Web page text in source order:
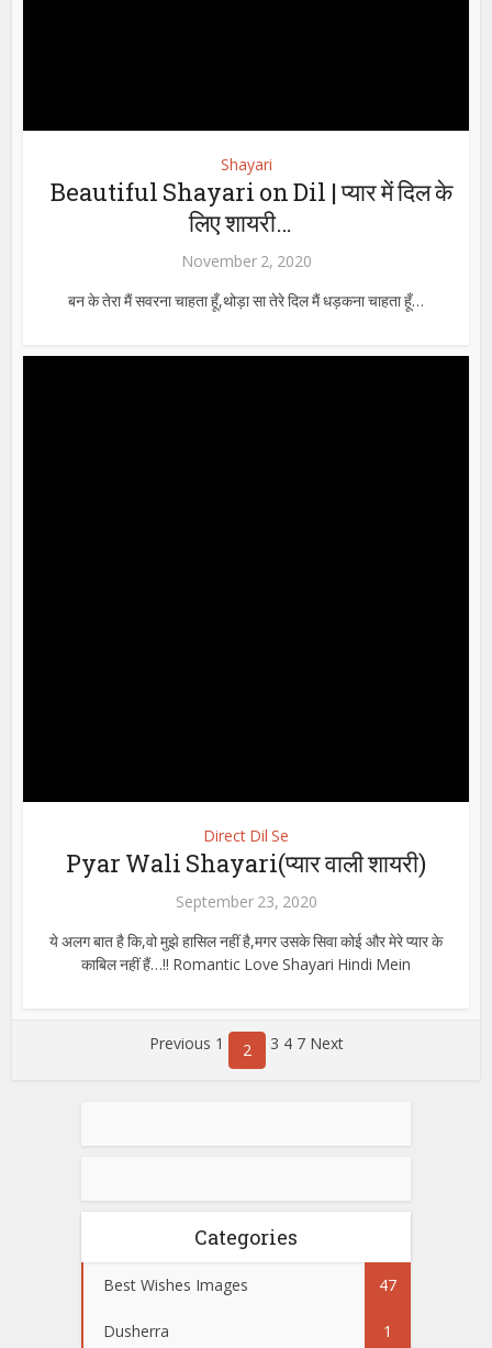
Shayari
Beautiful Shayari on Dil | प्यार में दिल के
लिए शायरी…
November 2, 2020
बन के तेरा मैं सवरना चाहता हूँ,थोड़ा सा तेरे दिल मैं धड़कना चाहता हूँ…
Direct Dil Se
Pyar Wali Shayari(प्यार वाली शायरी)
September 23, 2020
ये अलग बात है कि,वो मुझे हासिल नहीं है,मगर उसके सिवा कोई और मेरे प्यार के
काबिल नहीं हैं…!! Romantic Love Shayari Hindi Mein
Previous 1 2 3 4 7 Next
Categories
Best Wishes Images 47
Dusherra 1